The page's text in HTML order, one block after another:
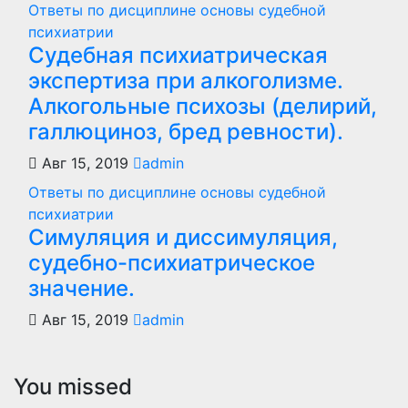
Ответы по дисциплине основы судебной
психиатрии
Судебная психиатрическая
экспертиза при алкоголизме.
Алкогольные психозы (делирий,
галлюциноз, бред ревности).
Авг 15, 2019
admin
Ответы по дисциплине основы судебной
психиатрии
Симуляция и диссимуляция,
судебно-психиатрическое
значение.
Авг 15, 2019 admin
You missed